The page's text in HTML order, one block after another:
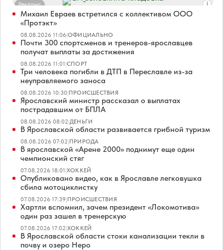
Реклама
Михаил Евраев встретился с коллективом ООО
«Протэкт»
08.08.2026 11:06|ОФИЦИАЛЬНО
Почти 300 спортсменов и тренеров-ярославцев
получат выплаты за достижения
08.08.2026 11:01|СПОРТ
Три человека погибли в ДТП в Переславле из-за
неуправляемого заноса
08.08.2026 10:30|ПРОИСШЕСТВИЯ
Ярославский министр рассказал о выплатах
пострадавшим от БПЛА
08.08.2026 08:02|ДЕНЬГИ
В Ярославской области развивается грибной туризм
08.08.2026 07:02|ПРИРОДА
В ярославской «Арене 2000» поднимут еще один
чемпионский стяг
07.08.2026 18:01|ХОККЕЙ
Опубликовано видео, как в Ярославле легковушка
сбила мотоциклистку
07.08.2026 17:39|ПРОИСШЕСТВИЯ
Хартли вспомнил, зачем президент «Локомотива»
один раз зашел в тренерскую
07.08.2026 17:02|ХОККЕЙ
В Ярославской области стоки канализации текли в
почву и озеро Неро